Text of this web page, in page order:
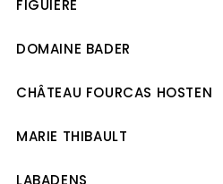
FIGUIÈRE
DOMAINE BADER
CHÂTEAU FOURCAS HOSTEN
MARIE THIBAULT
LABADENS